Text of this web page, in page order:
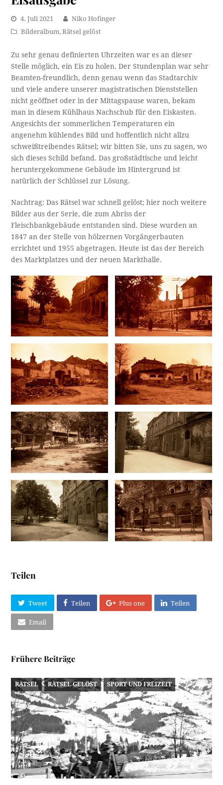
4. Juli 2021
Niko Hofinger
Bilderalbum,Rätsel gelöst
Zu sehr genau definierten Uhrzeiten war es an dieser
Stelle möglich, ein Eis zu holen. Der Stundenplan war sehr
Beamten-freundlich, denn genau wenn das Stadtarchiv
und viele andere unserer magistratischen Dienststellen
nicht geöffnet oder in der Mittagspause waren, bekam
man in diesem Kühlhaus Nachschub für den Eiskasten.
Angesichts der sommerlichen Temperaturen ein
angenehm kühlendes Bild und hoffentlich nicht allzu
schweißtreibendes Rätsel; wir bitten Sie, uns zu sagen, wo
sich dieses Schild befand. Das großstädtische und leicht
heruntergekommene Gebäude im Hintergrund ist
natürlich der Schlüssel zur Lösung.
Nachtrag: Das Rätsel war schnell gelöst; hier noch weitere
Bilder aus der Serie, die zum Abriss der
Fleischbankgebäude entstanden sind. Diese wurden an
1847 an der Stelle von hölzernen Vorgängerbauten
errichtet und 1955 abgetragen. Heute ist das der Bereich
des Marktplatzes und der neuen Markthalle.
Teilen
Tweet Teilen Plus one Teilen
Email
Frühere Beiträge
RÄTSEL RÄTSEL GELÖST SPORT UND FREIZEIT